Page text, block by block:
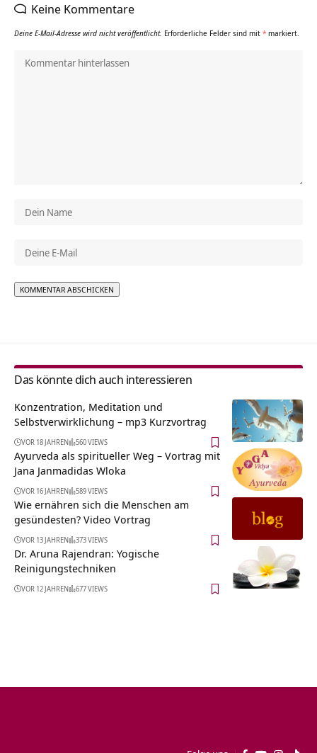
Keine Kommentare
Deine E-Mail-Adresse wird nicht veröffentlicht. Erforderliche Felder sind mit * markiert.
Das könnte dich auch interessieren
Konzentration, Meditation und
Selbstverwirklichung – mp3 Kurzvortrag
VOR 18 JAHREN 560 VIEWS
Ayurveda als spiritueller Weg – Vortrag mit
Jana Janmadidas Wloka
VOR 16 JAHREN 589 VIEWS
Wie ernähren sich die Menschen am
gesündesten? Video Vortrag
VOR 13 JAHREN 373 VIEWS
Dr. Aruna Rajendran: Yogische
Reinigungstechniken
VOR 12 JAHREN 677 VIEWS